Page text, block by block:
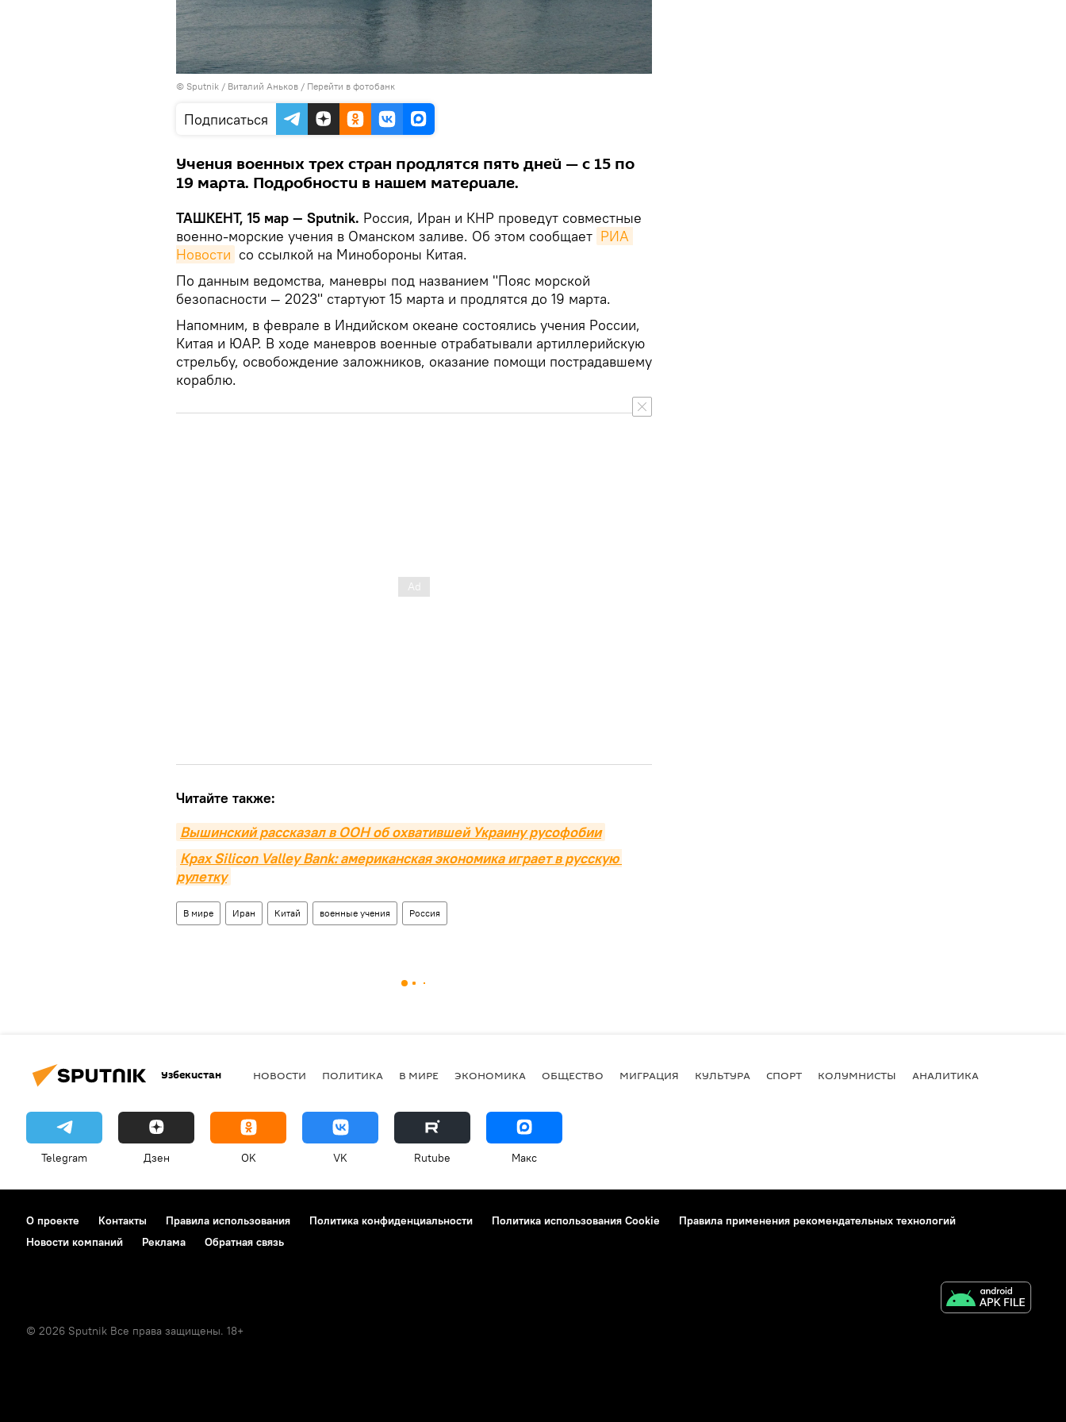
© Sputnik / Виталий Аньков / Перейти в фотобанк
Подписаться
Учения военных трех стран продлятся пять дней — с 15 по
19 марта. Подробности в нашем материале.
ТАШКЕНТ, 15 мар — Sputnik. Россия, Иран и КНР проведут совместные
военно-морские учения в Оманском заливе. Об этом сообщает РИА
Новости со ссылкой на Минобороны Китая.
По данным ведомства, маневры под названием "Пояс морской
безопасности — 2023" стартуют 15 марта и продлятся до 19 марта.
Напомним, в феврале в Индийском океане состоялись учения России,
Китая и ЮАР. В ходе маневров военные отрабатывали артиллерийскую
стрельбу, освобождение заложников, оказание помощи пострадавшему
кораблю.
Читайте также:
Вышинский рассказал в ООН об охватившей Украину русофобии
Крах Silicon Valley Bank: американская экономика играет в русскую
рулетку
В мире Иран Китай военные учения Россия
Узбекистан НОВОСТИ ПОЛИТИКА В МИРЕ ЭКОНОМИКА ОБЩЕСТВО МИГРАЦИЯ КУЛЬТУРА СПОРТ КОЛУМНИСТЫ АНАЛИТИКА
Telegram Дзен OK VK Rutube Макс
О проекте Контакты Правила использования Политика конфиденциальности Политика использования Cookie
Правила применения рекомендательных технологий
Новости компаний
Реклама Обратная связь
© 2026 Sputnik Все права защищены. 18+